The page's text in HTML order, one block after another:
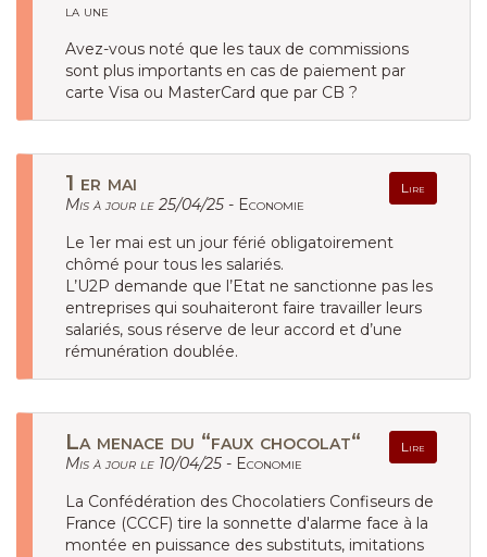
la une
Avez-vous noté que les taux de commissions
sont plus importants en cas de paiement par
carte Visa ou MasterCard que par CB ?
1 er mai Lire
Mis à jour le 25/04/25 - Economie
Le 1er mai est un jour férié obligatoirement
chômé pour tous les salariés.
L’U2P demande que l’Etat ne sanctionne pas les
entreprises qui souhaiteront faire travailler leurs
salariés, sous réserve de leur accord et d’une
rémunération doublée.
La menace du “faux chocolat“ Lire
Mis à jour le 10/04/25 - Economie
La Confédération des Chocolatiers Confiseurs de
France (CCCF) tire la sonnette d'alarme face à la
montée en puissance des substituts, imitations